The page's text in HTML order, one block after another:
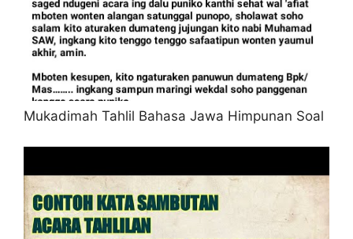
Mukadimah Tahlil Bahasa Jawa Himpunan Soal